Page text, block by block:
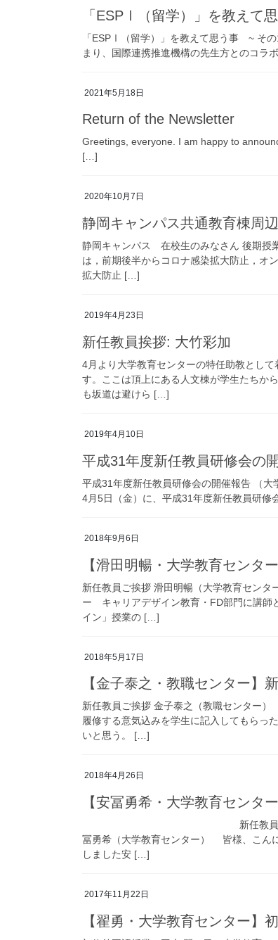
「ESPⅠ（留学）」を教えて
「ESPⅠ（留学）」を教えて思う事 ~ そ
まり、国際連携推進機構の先生方とのコ
2021年5月18日
Return of the Newsletter
Greetings, everyone. I am happy to
[…]
2020年10月7日
静岡キャンパス共通教育棟周
静岡キャンパス 在校生のみなさん 後期授
は，前期後半からコロナ感染拡大防止，オ
拡大防止 […]
2019年4月23日
新任教員挨拶: 大竹彩加
4月より大学教育センターの特任助教とし
す。ここは頂上にある人文棟が学生たちか
も坂道は避けら […]
2019年4月10日
平成31年度新任教員研修会の
平成31年度新任教員研修会の開催報告 （
4月5日（金）に、平成31年度新任教員研
2018年9月6日
【滑田明暢・大学教育センタ
新任教員ご挨拶 滑田明暢（大学教育セン
ー キャリアデザイン教育・FD部門に講師
イン」授業の […]
2018年5月17日
【金子泰之・教職センター】
新任教員ご挨拶 金子泰之（教職センター
履修する意気込みを学生に記入してもらっ
いと思う。 […]
2018年4月26日
【安冨勇希・大学教育センタ
新任教
冨勇希（大学教育センター） 皆様、こん
しました安 […]
2017年11月22日
【翟勇・大学教育センター】